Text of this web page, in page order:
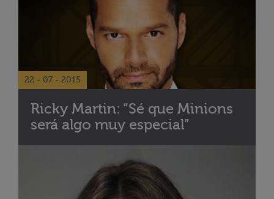
22 - 07 - 2015
Ricky Martin: “Sé que Minions
será algo muy especial”